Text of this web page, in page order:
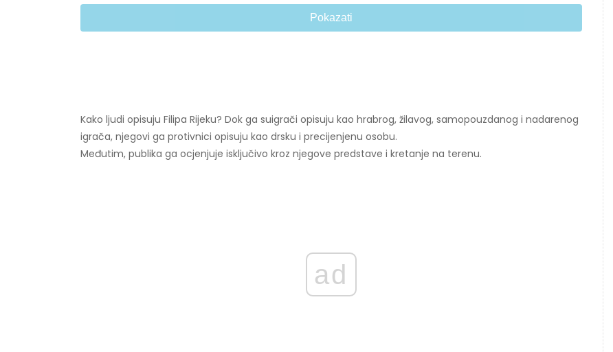
Pokazati
Kako ljudi opisuju Filipa Rijeku? Dok ga suigrači opisuju kao hrabrog, žilavog, samopouzdanog i nadarenog
igrača, njegovi ga protivnici opisuju kao drsku i precijenjenu osobu.
Međutim, publika ga ocjenjuje isključivo kroz njegove predstave i kretanje na terenu.
ad